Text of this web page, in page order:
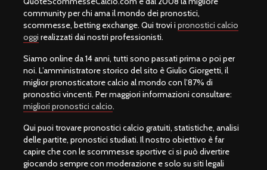
community per chi ama il mondo dei pronostici,
scommesse, betting exchange. Qui trovi i pronostici calcio
oggi realizzati dai nostri professionisti.
Siamo online da 14 anni, tutti sono passati prima o poi per
noi. L’amministratore storico del sito è Giulio Giorgetti, il
miglior pronosticatore calcio al mondo con l’87% di
pronostici vincenti. Per maggiori informazioni consultare:
migliori pronostici calcio.
Qui puoi trovare pronostici calcio gratuiti, statistiche, analisi
delle partite, pronostici studiati. Il nostro obiettivo è far
capire che con le scommesse sportive ci si può divertire
giocando sempre con moderazione e solo su siti legali